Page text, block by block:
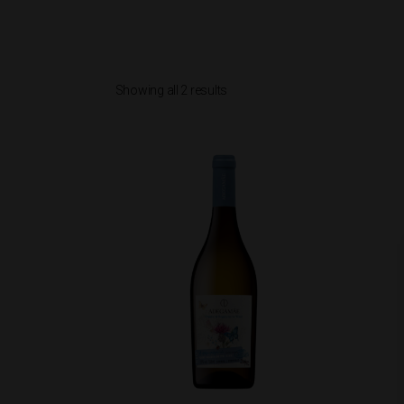
Showing all 2 results